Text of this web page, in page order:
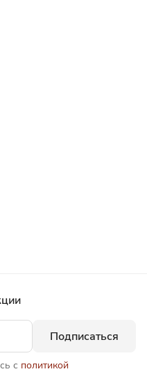
Подписаться
с политикой